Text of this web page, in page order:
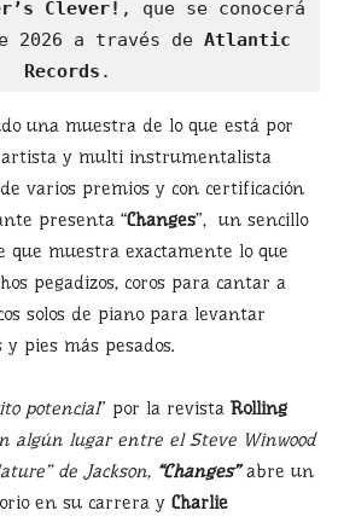
Clever! , que se conocerá
2026
a través de Atlantic
Records .
una muestra de lo que está por
artista y multi instrumentalista
varios premios y con certificación
presenta “Changes”, un sencillo
que muestra exactamente lo que
pegadizos, coros para cantar a
solos de piano para levantar
y pies más pesados.
potencial” por la revista Rolling
algún lugar entre el Steve Winwood
de Jackson, “Changes”abre un
en su carrera y Charlie